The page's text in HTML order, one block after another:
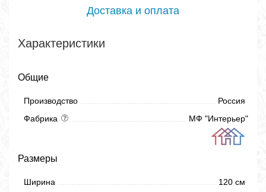
Доставка и оплата
Характеристики
Общие
Производство
Россия
Фабрика
МФ "Интерьер"
Размеры
Ширина
120 см